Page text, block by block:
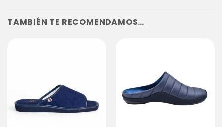
TAMBIÉN TE RECOMENDAMOS…